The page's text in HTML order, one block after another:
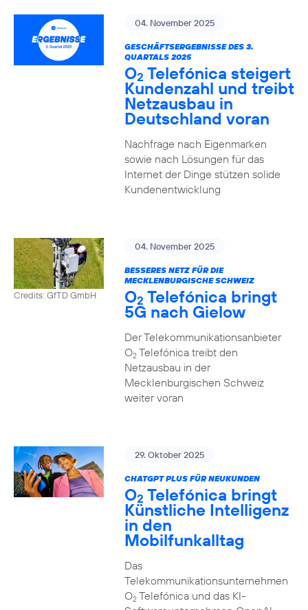
04. November 2025
GESCHÄFTSERGEBNISSE DES 3.
QUARTALS 2025
O2 Telefónica steigert
Kundenzahl und treibt
Netzausbau in
Deutschland voran
Nachfrage nach Eigenmarken
sowie nach Lösungen für das
Internet der Dinge stützen solide
Kundenentwicklung
Credits: GfTD GmbH
04. November 2025
BESSERES NETZ FÜR DIE
MECKLENBURGISCHE SCHWEIZ
O2 Telefónica bringt
5G nach Gielow
Der Telekommunikationsanbieter
O2Telefónica treibt den
Netzausbau in der
Mecklenburgischen Schweiz
weiter voran
29. Oktober 2025
CHATGPT PLUS FÜR NEUKUNDEN
O2 Telefónica bringt
Künstliche Intelligenz
in den
Mobilfunkalltag
Das
Telekommunikationsunternehmen
O2Telefónica und das KI-